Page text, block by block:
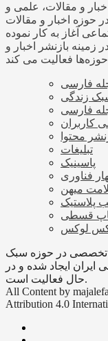
و مقالات، علمی و
متمرکز در حوزه اخبار و مقالات
آغاز به کار نموده
بازنشر اخبار و
فارسی
زندگی
فارسی
کاربران
محتوا
تبلیغات
پاسینیک
فناوری
میهن
پلاستیک
قسطی
لوکس
تخصصی در حوزه سبک
ایجاد شده و در
حال فعالیت است.
All Content by
Attribution 4.0